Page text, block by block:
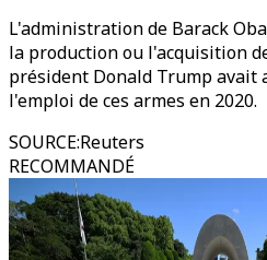
L'administration de Barack
la production ou l'acquisition
président Donald Trump avait
l'emploi de ces armes en 2020.
SOURCE:Reuters
RECOMMANDÉ